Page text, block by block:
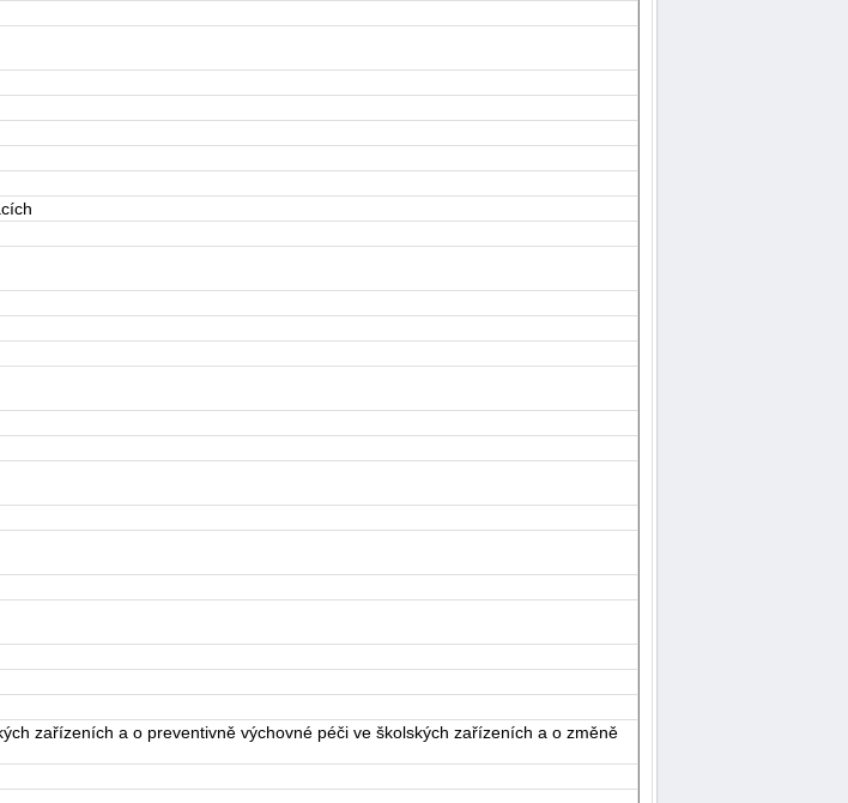
zařízeních a o preventivně výchovné péči ve školských zařízeních a o změně